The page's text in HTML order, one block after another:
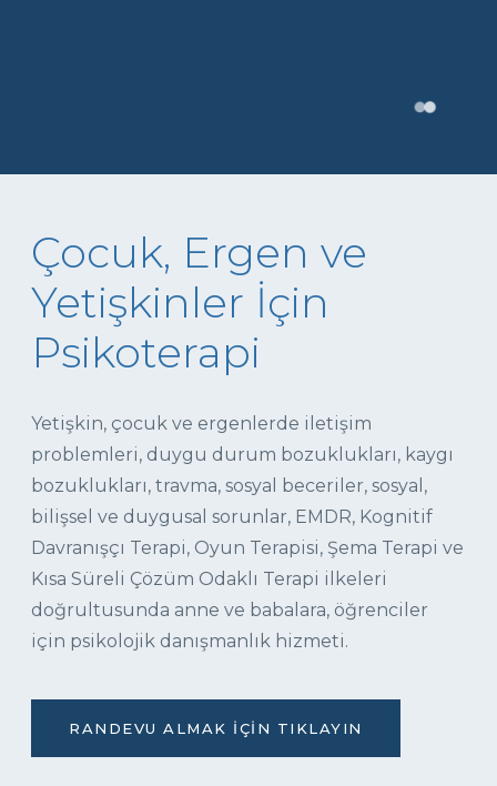
Çocuk, Ergen ve
Yetişkinler İçin
Psikoterapi
Yetişkin, çocuk ve ergenlerde iletişim
problemleri, duygu durum bozuklukları, kaygı
bozuklukları, travma, sosyal beceriler, sosyal,
bilişsel ve duygusal sorunlar, EMDR, Kognitif
Davranışçı Terapi, Oyun Terapisi, Şema Terapi ve
Kısa Süreli Çözüm Odaklı Terapi ilkeleri
doğrultusunda anne ve babalara, öğrenciler
için psikolojik danışmanlık hizmeti.
RANDEVU ALMAK İÇIN TIKLAYIN